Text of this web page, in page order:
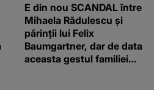
E din nou SCANDAL între
Mihaela Rădulescu și
părinții lui Felix
Baumgartner, dar de data
aceasta gestul familiei